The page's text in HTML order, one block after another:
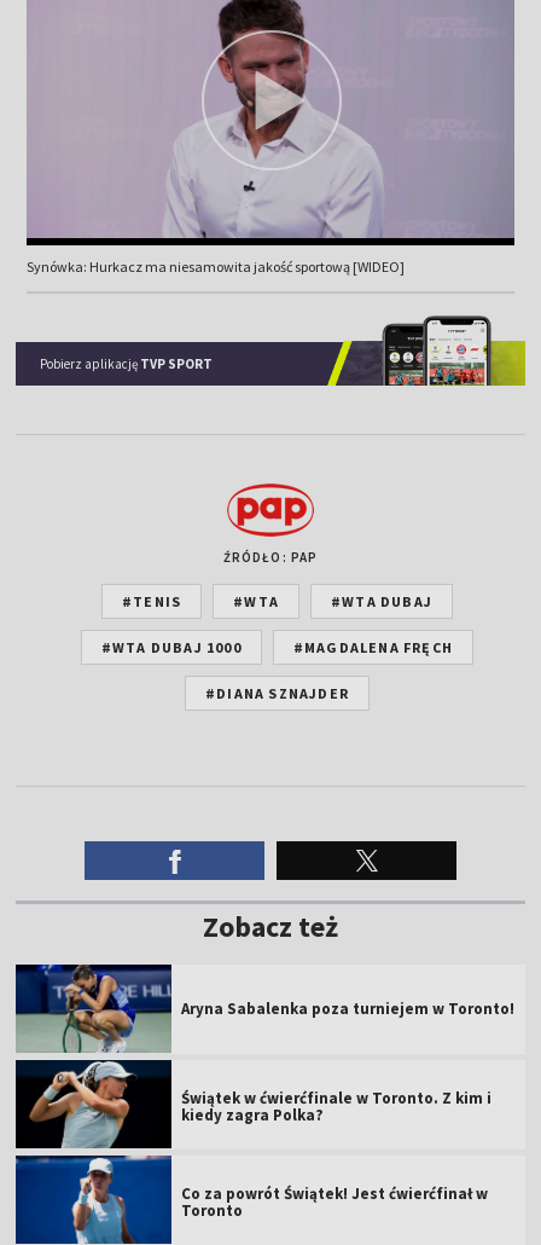
Synówka: Hurkacz ma niesamowita jakość sportową [WIDEO]
Pobierz aplikację TVP SPORT
ŹRÓDŁO: PAP
#TENIS #WTA #WTA DUBAJ
#WTA DUBAJ 1000 #MAGDALENA FRĘCH
#DIANA SZNAJDER
Zobacz też
Aryna Sabalenka poza turniejem w Toronto!
Świątek w ćwierćfinale w Toronto. Z kim i
kiedy zagra Polka?
Co za powrót Świątek! Jest ćwierćfinał w
Toronto